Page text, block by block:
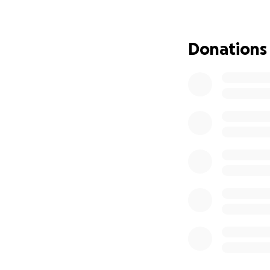
Daarom vragen
Donations